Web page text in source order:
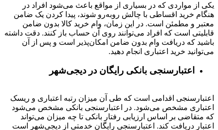
یکی از مواردی که در بسیاری از مواقع باعث می‌شود افراد در
هنگام خرید اقساطی با چالش روبه‌رو شوند، پیدا کردن یک ضامن
معتبر و مطمئن است. در این زمان، وام خرید کالا بدون ضامن
قابلیتی است که افراد می‌توانند روی آن حساب باز کنند. دقت داشته
باشید که دریافت وام بدون ضامن امکان‌پذیر است و پس از آن
می‌توانید خرید اعتباری انجام دهید.
اعتبارسنجی بانکی رایگان در دیجی‌شهر
اعتبارسنجی اقدامی است که طی آن میزان رتبه اعتباری و ریسک
اعتباری مشخص می‌شود. در اعتبارسنجی بانکی مشخص می‌شود
که متقاضی بر اساس ارزیابی رفتار بانکی تا چه میزان می‌تواند
اعتبار دریافت کند. اعتبارسنجی رایگان خدمتی از دیجی‌شهر است